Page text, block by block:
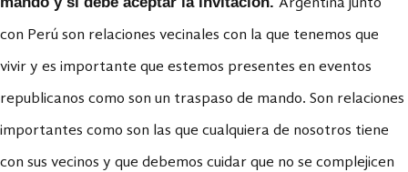
con Perú son relaciones vecinales con la que tenemos que
vivir y es importante que estemos presentes en eventos
republicanos como son un traspaso de mando. Son relaciones
importantes como son las que cualquiera de nosotros tiene
con sus vecinos y que debemos cuidar que no se complejicen